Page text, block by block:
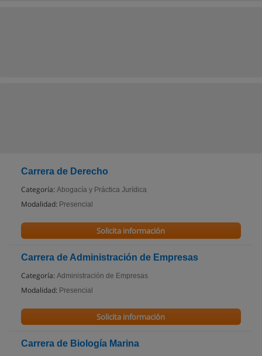
Carrera de Derecho
Categoría: Abogacía y Práctica Jurídica
Modalidad: Presencial
Solicita información
Carrera de Administración de Empresas
Categoría: Administración de Empresas
Modalidad: Presencial
Solicita información
Carrera de Biología Marina